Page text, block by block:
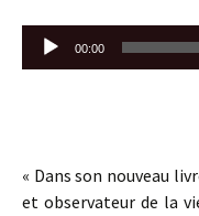
Lecteur
audio
00:00
« Dans son nouveau
et observateur de la